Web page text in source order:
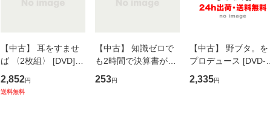
【中古】 耳をすませ
ば 〈2枚組〉 [DVD] /
ブエナ・ビスタ・ホー
ム・エンターテイメン
2,852円
送料無料
【中古】 知識ゼロで
も2時間で決算書が読
めるようになる！ 会
計超入門！ / 佐伯 良
253円
【中古】 野ブタ。を
プロデュース [DVD-B
OX] / バップ [DVD]
【メール便送料無料】
2,335円